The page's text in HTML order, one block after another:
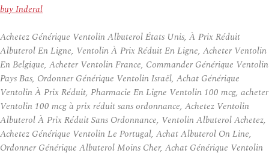
buy Inderal
Achetez Générique Ventolin Albuterol États Unis, À Prix Réduit
Albuterol En Ligne, Ventolin À Prix Réduit En Ligne, Acheter Ventolin
En Belgique, Acheter Ventolin France, Commander Générique Ventolin
Pays Bas, Ordonner Générique Ventolin Israël, Achat Générique
Ventolin À Prix Réduit, Pharmacie En Ligne Ventolin 100 mcg, acheter
Ventolin 100 mcg à prix réduit sans ordonnance, Achetez Ventolin
Albuterol À Prix Réduit Sans Ordonnance, Ventolin Albuterol Achetez,
Achetez Générique Ventolin Le Portugal, Achat Albuterol On Line,
Ordonner Générique Albuterol Moins Cher, Achat Générique Ventolin